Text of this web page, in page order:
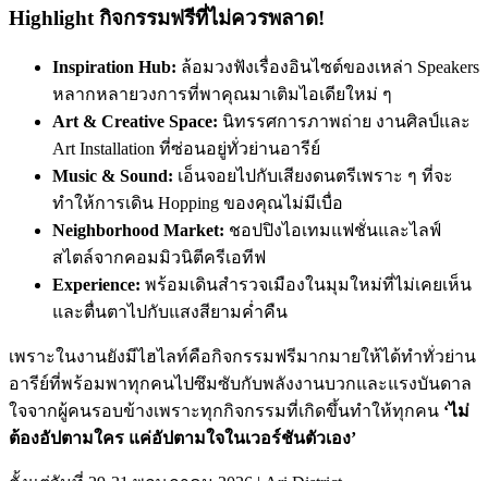
Highlight กิจกรรมฟรีที่ไม่ควรพลาด!
Inspiration Hub: ล้อมวงฟังเรื่องอินไซต์ของเหล่า Speakers
หลากหลายวงการที่พาคุณมาเติมไอเดียใหม่ ๆ
Art & Creative Space: นิทรรศการภาพถ่าย งานศิลป์และ
Art Installation ที่ซ่อนอยู่ทั่วย่านอารีย์
Music & Sound: เอ็นจอยไปกับเสียงดนตรีเพราะ ๆ ที่จะ
ทำให้การเดิน Hopping ของคุณไม่มีเบื่อ
Neighborhood Market: ชอปปิงไอเทมแฟชั่นและไลฟ์
สไตล์จากคอมมิวนิตีครีเอทีฟ
Experience: พร้อมเดินสำรวจเมืองในมุมใหม่ที่ไม่เคยเห็น
และตื่นตาไปกับแสงสียามค่ำคืน
เพราะในงานยังมีไฮไลท์คือกิจกรรมฟรีมากมายให้ได้ทำทั่วย่าน
อารีย์ที่พร้อมพาทุกคนไปซึมซับกับพลังงานบวกและแรงบันดาล
ใจจากผู้คนรอบข้างเพราะทุกกิจกรรมที่เกิดขึ้นทำให้ทุกคน ‘ไม่
ต้องอัปตามใคร แค่อัปตามใจในเวอร์ชันตัวเอง’